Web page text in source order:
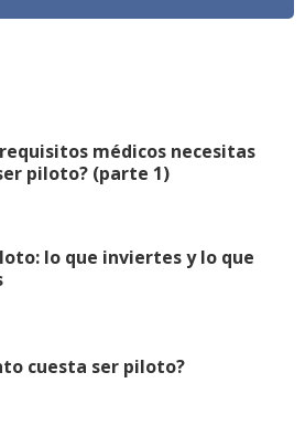
médicos necesitas
piloto? (parte 1)
lo que inviertes y lo que
cuesta ser piloto?